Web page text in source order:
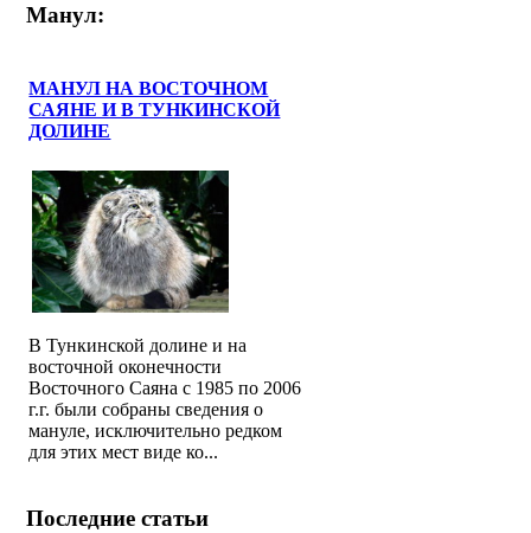
Манул:
МАНУЛ НА ВОСТОЧНОМ
САЯНЕ И В ТУНКИНСКОЙ
ДОЛИНЕ
В Тункинской долине и на
восточной оконечности
Восточного Саяна с 1985 по 2006
г.г. были собраны сведения о
мануле, исключительно редком
для этих мест виде ко...
Последние статьи